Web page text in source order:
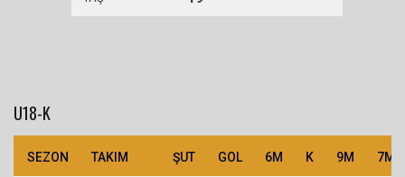
U18-K
SEZON TAKIM ŞUT GOL 6M K 9M 7M